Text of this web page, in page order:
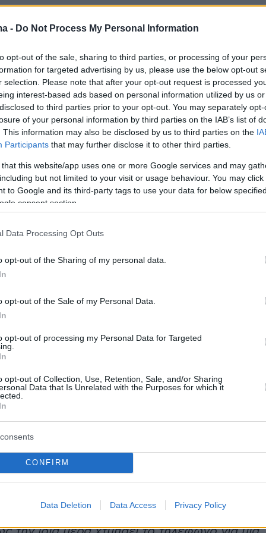
- Do Not Process My Personal Information
opt-out of the sale, sharing to third parties, or processing of your
for targeted advertising by us, please use the below opt-out
selection. Please note that after your opt-out request is processed
interest-based ads based on personal information utilized by us
to third parties prior to your opt-out. You may separately
of your personal information by third parties on the IAB’s list of
This information may also be disclosed by us to third parties on the
Participants that may further disclose it to other third parties.
that this website/app uses one or more Google services and may
but not limited to your visit or usage behaviour. You may
to Google and its third-party tags to use your data for below
consent section.
Data Processing Opt Outs
opt-out of the Sharing of my personal data.
opt-out of the Sale of my Personal Data.
opt-out of processing my Personal Data for Targeted
opt-out of Collection, Use, Retention, Sale, and/or Sharing
Data that Is Unrelated with the Purposes for which it
CONFIRM
Data Deletion Data Access Privacy Policy
του στον Θεό, τόνισε:«Πιστεύω βέβαια στο
στο Άγιον Όρος στην Παναγία.
αλυσίδες χρονών φύγανε από πάνω μου
μου επίσκεψη στον Άγιον Όρος».
επίσκεψή του στο Περιβόλι της Παναγίας και
η ζωή του, ο ηθοποιός περιέγραψε:«Ήταν
ζωής μου που έχω φτάσει σε ένα διέξοδο
εργένης, στις μεγάλες μου δόξες με τα
στην ελληνική τηλεόραση αλλά μέσα μου
κενό. Έψαχνα να βρω ποια είναι η αληθινή
να έχω με τις γυναίκες. Ένιωθα ότι
λέω "ποιο είναι το περιβόλι της
Άγιον Όρος, εκεί θα πάω"».
αποζητούσε ως νέος ηθοποιός, είπε:
Αθήνα και έγινα ηθοποιός φυσικά τα
που κυνηγούσα ήταν γίνω διάσημος να
λεφτά και να με θέλουν οι γυναίκες
και τις μηχανές αυτό ήθελα».
ο Θανάσης Ευθυμιάδης αναφέρθηκε στο
ζωής, όπως τόνισε, που πήρε, μόλις έμαθε
ανέφερε:«Το πρώτο πολύ γρήγορα
ήρθε ήταν μόλις μας επιβεβαιώνει
είναι έγκυος η γυναίκα μου στο πρώτο μας